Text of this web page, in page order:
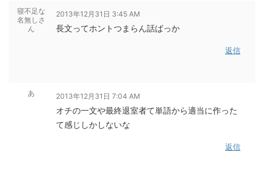
寝不足な
名無しさ
ん
2013年12月31日 3:45 AM
長文ってホントつまらん話ばっか
返信
あ 2013年12月31日 7:04 AM
オチの一文や最終退室者て単語から適当に作った
て感じしかしないな
返信